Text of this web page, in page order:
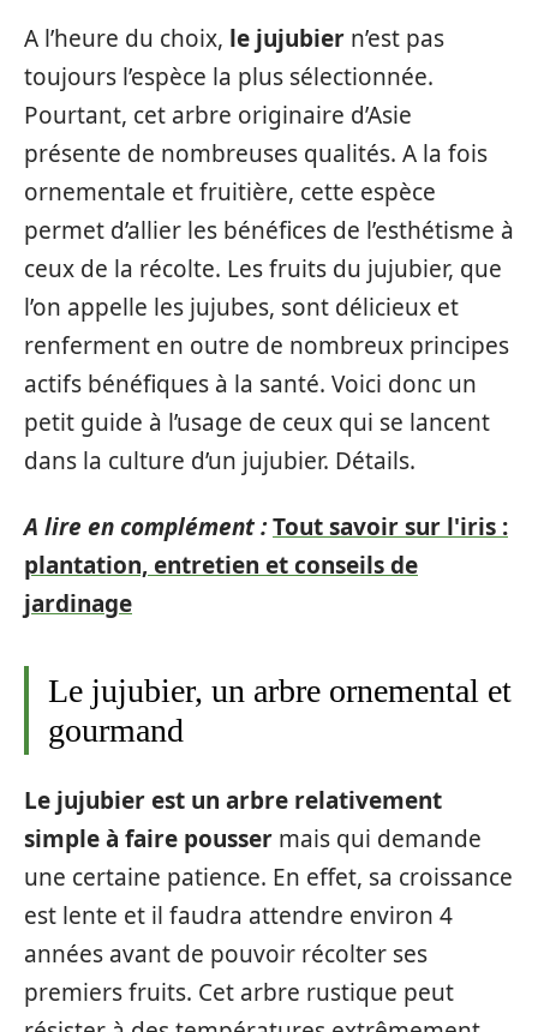
A l’heure du choix, le jujubier n’est pas
toujours l’espèce la plus sélectionnée.
Pourtant, cet arbre originaire d’Asie
présente de nombreuses qualités. A la fois
ornementale et fruitière, cette espèce
permet d’allier les bénéfices de l’esthétisme à
ceux de la récolte. Les fruits du jujubier, que
l’on appelle les jujubes, sont délicieux et
renferment en outre de nombreux principes
actifs bénéfiques à la santé. Voici donc un
petit guide à l’usage de ceux qui se lancent
dans la culture d’un jujubier. Détails.
A lire en complément :Tout savoir sur l'iris :
plantation, entretien et conseils de
jardinage
Le jujubier, un arbre ornemental et
gourmand
Le jujubier est un arbre relativement
simple à faire pousser mais qui demande
une certaine patience. En effet, sa croissance
est lente et il faudra attendre environ 4
années avant de pouvoir récolter ses
premiers fruits. Cet arbre rustique peut